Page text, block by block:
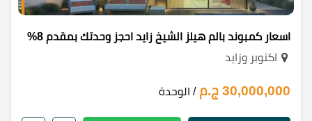
اسعار كمبوند بالم هيلز الشيخ زايد احجز وحدتك بمقدم 8%
اكتوبر وزايد
30,000,000 ج.م / الوحدة